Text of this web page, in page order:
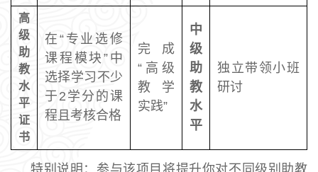
高
级
助
教
水
平
证
书
在“专业选修
课程模块”中
选择学习不少
于2学分的课
程且考核合格
完成
“高级
教学
实践”
中
级
助
教
水
平
独立带领小班
研讨
特别说明：参与该项目将提升你对不同级别助教